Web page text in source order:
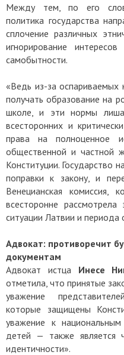
Между тем, по его
политика государства
сплочение различных
игнорирование
самобытности.
«Ведь из-за
получать образование на
школе, и эти нормы
всесторонних и
права на полноценное
общественной и частной
Конституции. Государство
поправки к закону, и
Венецианская
всесторонне
ситуации Латвии и периода
Адвокат: противоречит
документам
Адвокат истца Инесе
отметила, что принятые
уважение
которые защищены
уважение к
детей — также является
идентичности».